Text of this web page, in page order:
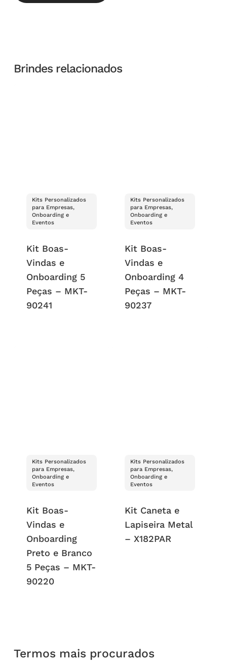
Brindes relacionados
Kits Personalizados
para Empresas,
Onboarding e
Eventos
Kit Boas-
Vindas e
Onboarding 5
Peças – MKT-
90241
Kits Personalizados
para Empresas,
Onboarding e
Eventos
Kit Boas-
Vindas e
Onboarding 4
Peças – MKT-
90237
Kits Personalizados
para Empresas,
Onboarding e
Eventos
Kit Boas-
Vindas e
Onboarding
Preto e Branco
5 Peças – MKT-
90220
Kits Personalizados
para Empresas,
Onboarding e
Eventos
Kit Caneta e
Lapiseira Metal
– X182PAR
Termos mais procurados